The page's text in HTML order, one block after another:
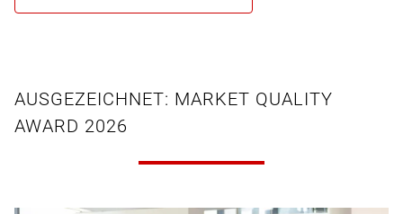
AUSGEZEICHNET: MARKET QUALITY
AWARD 2026